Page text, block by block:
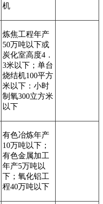
机
炼焦工程年产
50万吨以下或
炭化室高度4．
3米以下；单台
烧结机100平方
米以下：小时
制氧300立方米
以下
有色冶炼年产
10万吨以下；
有色金属加工
年产5万吨以
下；氧化铝工
程40万吨以下